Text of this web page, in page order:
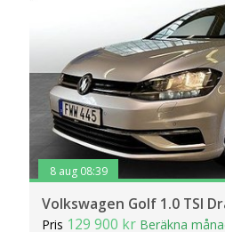
8 aug 08:39
Volkswagen Golf 1.0 TSI
Pris 129 900 kr Beräkna